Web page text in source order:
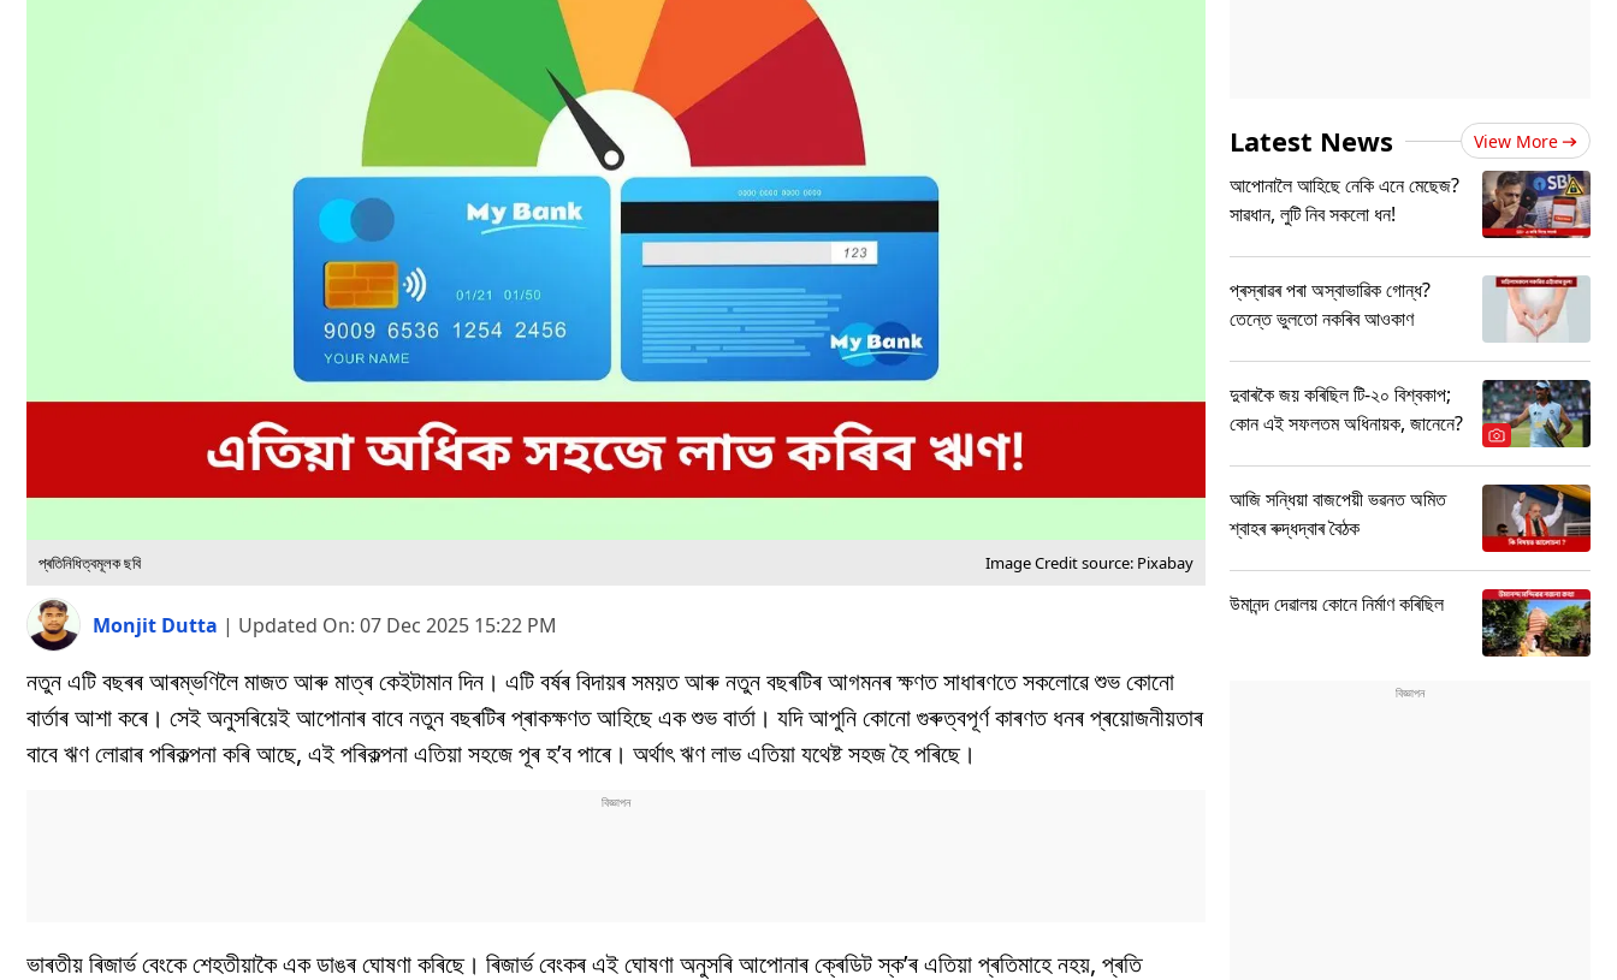
প্ৰতিনিধিত্বমূলক ছবি Image Credit source: Pixabay
Monjit Dutta | Updated On: 07 Dec 2025 15:22 PM
নতুন এটি বছৰৰ আৰম্ভণিলৈ মাজত আৰু মাত্ৰ কেইটামান দিন। এটি বৰ্ষৰ বিদায়ৰ সময়ত আৰু নতুন বছৰটিৰ আগমনৰ ক্ষণত সাধাৰণতে সকলোৱে শুভ কোনো
বাৰ্তাৰ আশা কৰে। সেই অনুসৰিয়েই আপোনাৰ বাবে নতুন বছৰটিৰ প্ৰাকক্ষণত আহিছে এক শুভ বাৰ্তা। যদি আপুনি কোনো গুৰুত্বপূৰ্ণ কাৰণত ধনৰ প্ৰয়োজনীয়তাৰ
বাবে ঋণ লোৱাৰ পৰিকল্পনা কৰি আছে, এই পৰিকল্পনা এতিয়া সহজে পূৰ হ’ব পাৰে। অৰ্থাৎ ঋণ লাভ এতিয়া যথেষ্ট সহজ হৈ পৰিছে।
ভাৰতীয় ৰিজাৰ্ভ বেংকে শেহতীয়াকৈ এক ডাঙৰ ঘোষণা কৰিছে। ৰিজাৰ্ভ বেংকৰ এই ঘোষণা অনুসৰি আপোনাৰ ক্ৰেডিট স্ক’ৰ এতিয়া প্ৰতিমাহে নহয়, প্ৰতি
Latest News View More
আপোনালৈ আহিছে নেকি এনে মেছেজ?
সাৱধান, লুটি নিব সকলো ধন!
প্ৰস্ৰাৱৰ পৰা অস্বাভাৱিক গোন্ধ?
তেন্তে ভুলতো নকৰিব আওকাণ
দুবাৰকৈ জয় কৰিছিল টি-২০ বিশ্বকাপ;
কোন এই সফলতম অধিনায়ক, জানেনে?
আজি সন্ধিয়া বাজপেয়ী ভৱনত অমিত
শ্বাহৰ ৰুদ্ধদ্বাৰ বৈঠক
উমানন্দ দেৱালয় কোনে নিৰ্মাণ কৰিছিল